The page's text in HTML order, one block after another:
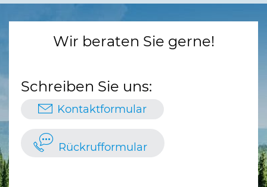
Wir beraten Sie gerne!
Schreiben Sie uns:
Kontaktformular
Rückrufformular